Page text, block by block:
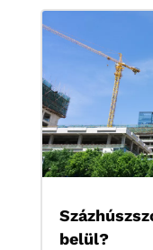
belül?